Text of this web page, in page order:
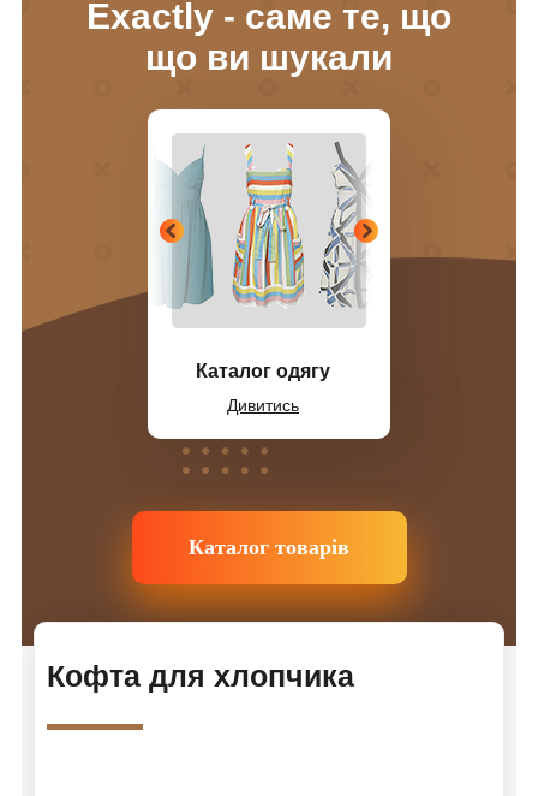
Exactly - саме те, що
що ви шукали
Каталог одягу
Дивитись
Каталог товарів
Кофта для хлопчика